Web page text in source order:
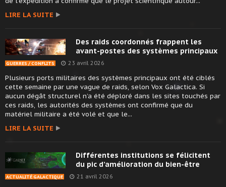
LIRE LA SUITE
Des raids coordonnés frappent les
avant-postes des systèmes principaux
GUERRES / CONFLITS 23 avril 2026
Plusieurs ports militaires des systèmes principaux ont été ciblés
cette semaine par une vague de raids, selon Vox Galactica. Si
aucun dégât structurel n’a été déploré dans les sites touchés par
ces raids, les autorités des systèmes ont confirmé que du
matériel militaire a été volé et que le...
LIRE LA SUITE
Différentes institutions se félicitent
du pic d’amélioration du bien-être
ACTUALITÉ GALACTIQUE 21 avril 2026